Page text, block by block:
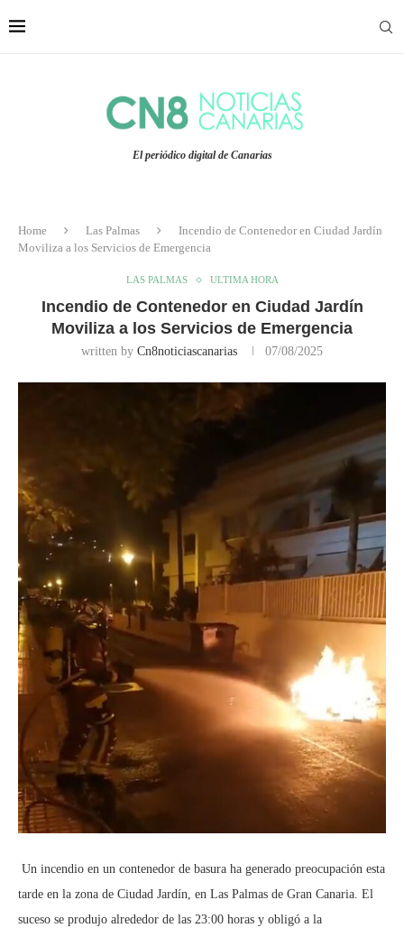
El periódico digital de Canarias
Home Las Palmas
Incendio de Contenedor en Ciudad Jardín
Moviliza a los Servicios de Emergencia
LAS PALMAS ULTIMA HORA
Incendio de Contenedor en Ciudad Jardín
Moviliza a los Servicios de Emergencia
written by Cn8noticiascanarias 07/08/2025
Un incendio en un contenedor de basura ha generado preocupación esta
tarde en la zona de Ciudad Jardín, en Las Palmas de Gran Canaria. El
suceso se produjo alrededor de las 23:00 horas y obligó a la